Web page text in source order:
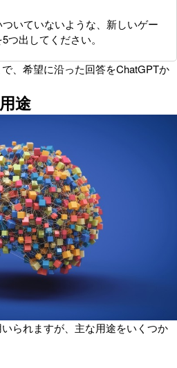
いていないような、新しいゲー
つ出してください。
、希望に沿った回答をChatGPTか
途
られますが、主な用途をいくつか